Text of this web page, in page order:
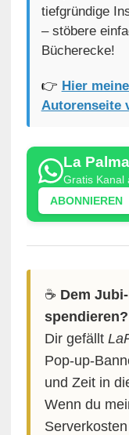
tiefgründige
– stöbere
Bücherecke!
👉 Hier
Autorenseite
La
Gratis Kanal
ABONNIEREN
☕️ Dem
spendieren?
Dir gefällt
Pop-up-
und Zeit in
Wenn du